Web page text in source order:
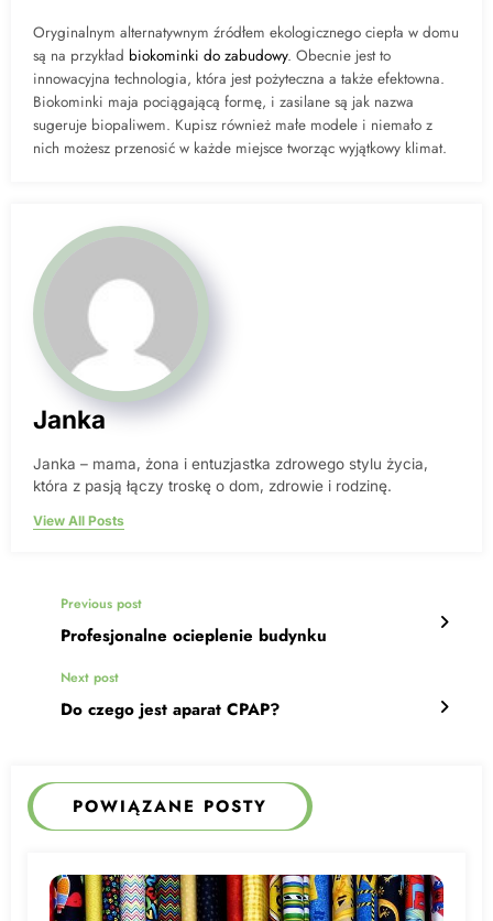
Oryginalnym alternatywnym źródłem ekologicznego ciepła w domu
są na przykład biokominki do zabudowy. Obecnie jest to
innowacyjna technologia, która jest pożyteczna a także efektowna.
Biokominki maja pociągającą formę, i zasilane są jak nazwa
sugeruje biopaliwem. Kupisz również małe modele i niemało z
nich możesz przenosić w każde miejsce tworząc wyjątkowy klimat.
Janka
Janka – mama, żona i entuzjastka zdrowego stylu życia,
która z pasją łączy troskę o dom, zdrowie i rodzinę.
View All Posts
Previous post
Profesjonalne ocieplenie budynku
Next post
Do czego jest aparat CPAP?
POWIĄZANE POSTY